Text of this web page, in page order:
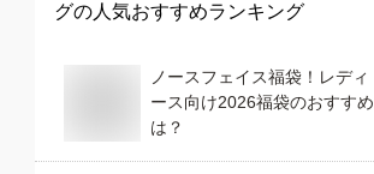
グの人気おすすめランキング
ノースフェイス福袋！レディ
ース向け2026福袋のおすすめ
は？